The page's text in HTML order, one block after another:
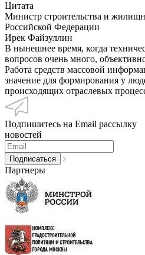
Цитата
Министр строительства и
Российской Федерации
Ирек Файзуллин
В нынешнее время, когда
вопросов очень много,
Работа средств массовой
значение для формирования у
происходящих отраслевых
Подпишитесь на Email рассылку
новостей
Партнеры